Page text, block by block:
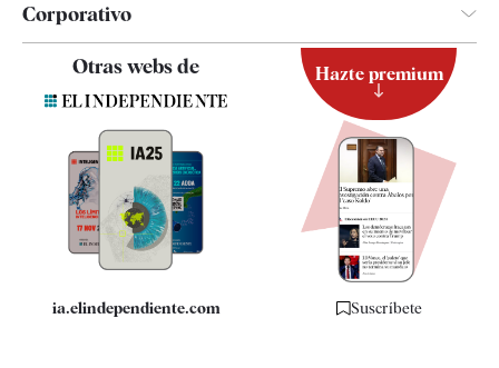
Corporativo
Quiénes somos
Especificaciones
Otras webs de
ia.elindependiente.com
Hazte premium
Suscríbete